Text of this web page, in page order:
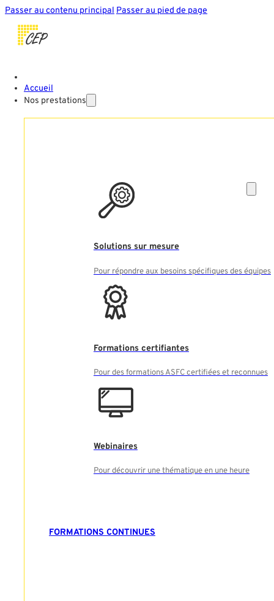
Passer au contenu principal Passer au pied de page
Accueil
Nos prestations
Solutions sur mesure
Pour répondre aux besoins spécifiques des équipes
Formations certifiantes
Pour des formations ASFC certifiées et reconnues
Webinaires
Pour découvrir une thématique en une heure
FORMATIONS CONTINUES